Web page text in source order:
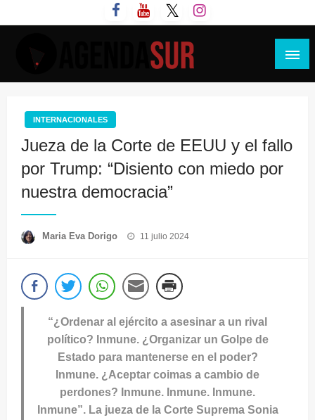
al
INTERNACIONALES
Jueza de la Corte de EEUU y el fallo
por Trump: “Disiento con miedo por
nuestra democracia”
Maria Eva Dorigo
Publicado
11 julio 2024
“¿Ordenar al ejército a asesinar a un rival
político? Inmune. ¿Organizar un Golpe de
Estado para mantenerse en el poder?
Inmune. ¿Aceptar coimas a cambio de
perdones? Inmune. Inmune. Inmune.
Inmune”. La jueza de la Corte Suprema Sonia